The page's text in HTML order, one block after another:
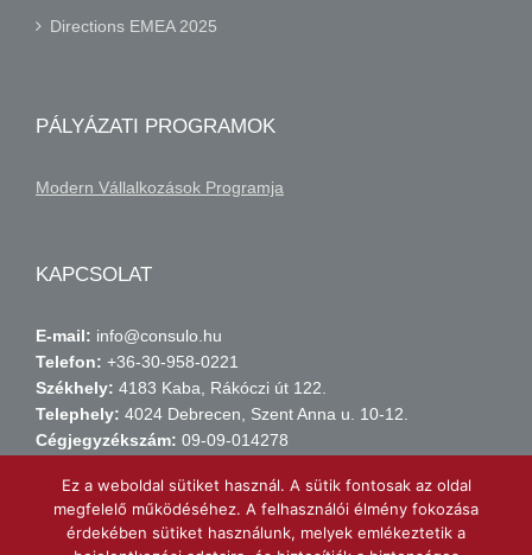
Directions EMEA 2025
PÁLYÁZATI PROGRAMOK
Modern Vállalkozások Programja
KAPCSOLAT
E-mail: info@consulo.hu
Telefon: +36-30-958-0221
Székhely: 4183 Kaba, Rákóczi út 122.
Telephely: 4024 Debrecen, Szent Anna u. 10-12.
Cégjegyzékszám: 09-09-014278
Számlaszám:11738015-21438211
Ez a weboldal sütiket használ. A sütik fontosak az oldal
megfelelő működéséhez. A felhasználói élmény fokozása
érdekében sütiket használunk, melyek emlékeztetik a